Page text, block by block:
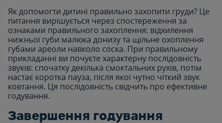
Як допомогти дитині правильно захопити груди? Це
питання вирішується через спостереження за
ознаками правильного захоплення: відхилення
нижньої губи малюка донизу та щільне охоплення
губами ареоли навколо соска. При правильному
прикладанні ви почуєте характерну послідовність
звуків: спочатку декілька смоктальних рухів, потім
настає коротка пауза, після якої чутно чіткий звук
ковтання. Ця послідовність свідчить про ефективне
годування.
Завершення годування